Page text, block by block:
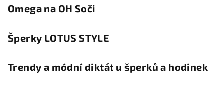
Omega na OH Soči
Šperky LOTUS STYLE
Trendy a módní diktát u šperků a hodinek